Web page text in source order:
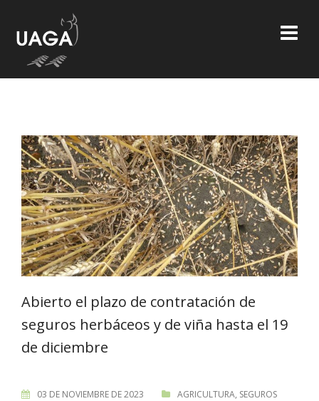
content
Abierto el plazo de contratación de
seguros herbáceos y de viña hasta el 19
de diciembre
03 DE NOVIEMBRE DE 2023 AGRICULTURA, SEGUROS